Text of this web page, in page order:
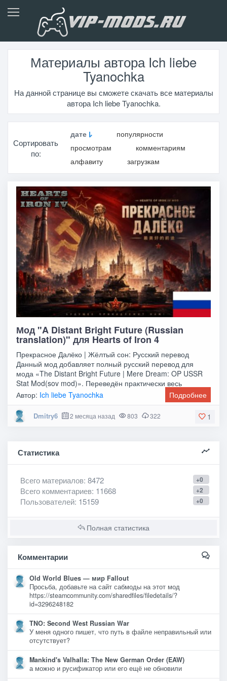
Материалы автора Ich liebe
Tyanochka
На данной странице вы сможете скачать все материалы
автора Ich liebe Tyanochka.
Сортировать
по:
дате
популярности
просмотрам
комментариям
алфавиту
загрузкам
Мод "A Distant Bright Future (Russian
translation)" для Hearts of Iron 4
Прекрасное Далёко | Жёлтый сон: Русский перевод
Данный мод добавляет полный русский перевод для
мода «The Distant Bright Future | Mere Dream: OP USSR
Stat Mod(sov mod)». Переведён практически весь
Автор: Ich liebe Tyanochka Подробнее
1
Dmitry6 2 месяца назад 803 322
Статистика
+0
Всего материалов: 8472
+2
Всего комментариев: 11668
+0
Пользователей: 15159
Полная статистика
Комментарии
Old World Blues — мир Fallout
Просьба, добавьте на сайт сабмоды на этот мод
https://steamcommunity.com/sharedfiles/filedetails/?
id=3296248182
TNO: Second West Russian War
У меня одного пишет, что путь в файле неправильный или
отсутствует?
Mankind's Valhalla: The New German Order (EAW)
а можно и русификатор или его ещё не обновили